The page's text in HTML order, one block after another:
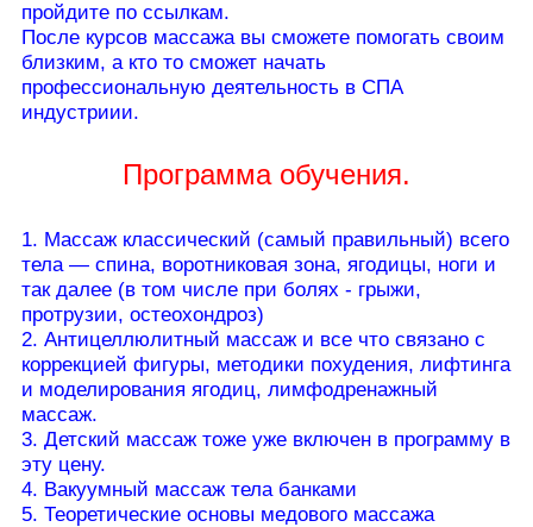
пройдите по ссылкам.
После курсов массажа вы сможете помогать своим
близким, а кто то сможет начать
профессиональную деятельность в СПА
индустриии.
Программа обучения.
1. Массаж классический (самый правильный) всего
тела — спина, воротниковая зона, ягодицы, ноги и
так далее (в том числе при болях - грыжи,
протрузии, остеохондроз)
2. Антицеллюлитный массаж и все что связано с
коррекцией фигуры, методики похудения, лифтинга
и моделирования ягодиц, лимфодренажный
массаж.
3. Детский массаж тоже уже включен в программу в
эту цену.
4. Вакуумный массаж тела банками
5. Теоретические основы медового массажа